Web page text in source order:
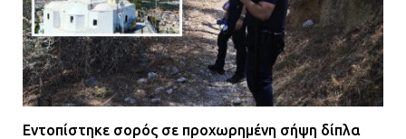
Εντοπίστηκε σορός σε προχωρημένη σήψη δίπλα